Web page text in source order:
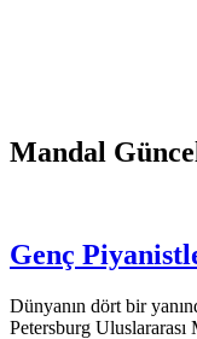
Mandal
Genç
Dünyanın dört bir
Petersburg Uluslararası